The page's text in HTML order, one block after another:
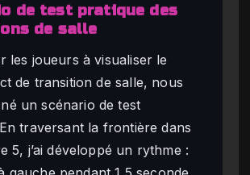
de test pratique des
de salle
les joueurs à visualiser le
de transition de salle, nous
un scénario de test
traversant la frontière dans
5, j’ai développé un rythme :